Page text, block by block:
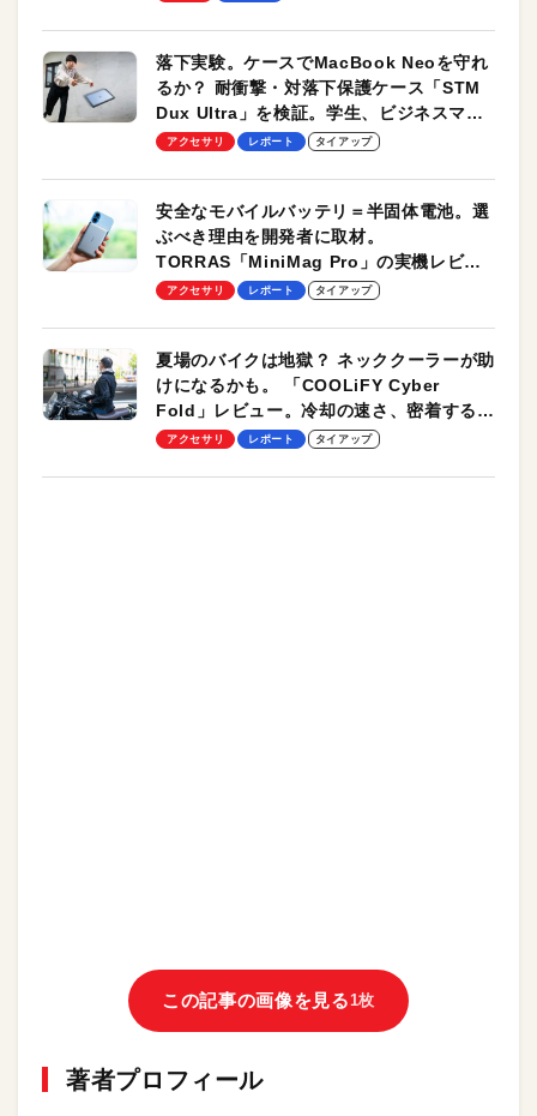
落下実験。ケースでMacBook Neoを守れ
るか？ 耐衝撃・対落下保護ケース「STM
Dux Ultra」を検証。学生、ビジネスマン
のモバイルユースに最適！
アクセサリ レポート タイアップ
安全なモバイルバッテリ＝半固体電池。選
ぶべき理由を開発者に取材。
TORRAS「MiniMag Pro」の実機レビュ
ーも
アクセサリ レポート タイアップ
夏場のバイクは地獄？ ネッククーラーが助
けになるかも。 「COOLiFY Cyber
Fold」レビュー。冷却の速さ、密着する冷
却プレート、シンプルな操作性がグッド！
アクセサリ レポート タイアップ
この記事の画像を見る1枚
著者プロフィール